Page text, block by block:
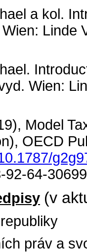
a kol.
Linde
Wien:
Model
OECD
92-64-
(v
práv a